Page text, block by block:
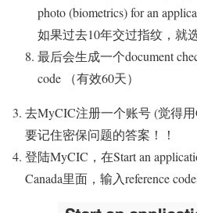
photo (biometrics) for an
如果过去10年交过指纹，就
最后会生成一个document
code （有效60天）
去MyCIC注册一个账号 (觉得
要记住密保问题的答案！！
登陆MyCIC，在Start an
Canada里面，输入reference